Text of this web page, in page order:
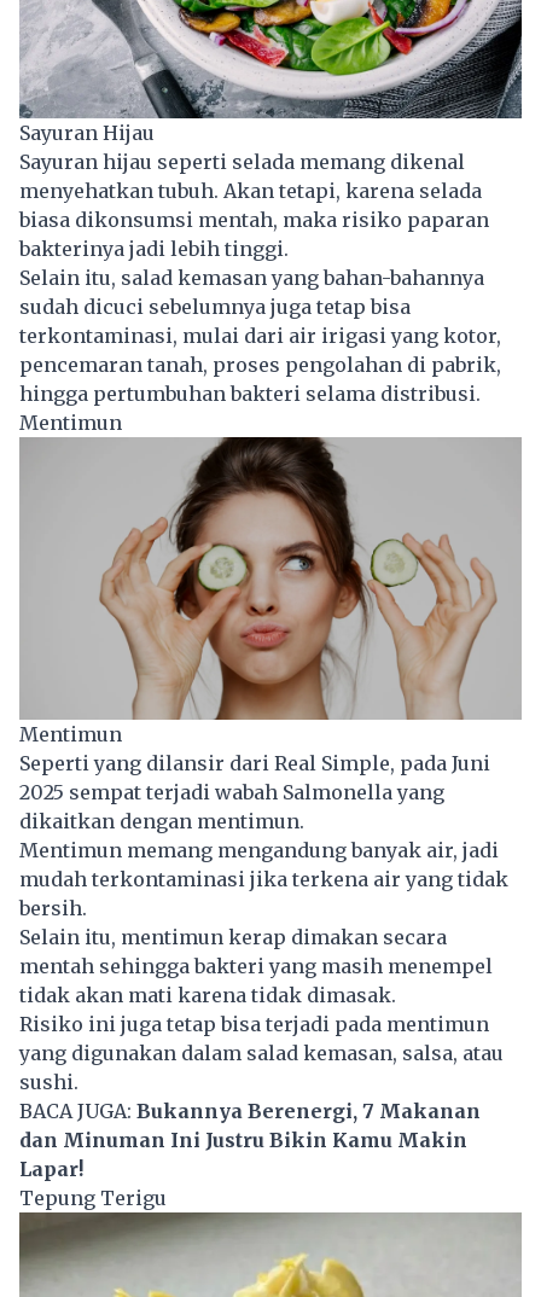
Sayuran Hijau
Sayuran hijau seperti selada memang dikenal
menyehatkan tubuh. Akan tetapi, karena selada
biasa dikonsumsi mentah, maka risiko paparan
bakterinya jadi lebih tinggi.
Selain itu, salad kemasan yang bahan-bahannya
sudah dicuci sebelumnya juga tetap bisa
terkontaminasi, mulai dari air irigasi yang kotor,
pencemaran tanah, proses pengolahan di pabrik,
hingga pertumbuhan bakteri selama distribusi.
Mentimun
Mentimun
Seperti yang dilansir dari Real Simple, pada Juni
2025 sempat terjadi wabah Salmonella yang
dikaitkan dengan mentimun.
Mentimun memang mengandung banyak air, jadi
mudah terkontaminasi jika terkena air yang tidak
bersih.
Selain itu, mentimun kerap dimakan secara
mentah sehingga bakteri yang masih menempel
tidak akan mati karena tidak dimasak.
Risiko ini juga tetap bisa terjadi pada mentimun
yang digunakan dalam salad kemasan, salsa, atau
sushi.
BACA JUGA: Bukannya Berenergi, 7 Makanan
dan Minuman Ini Justru Bikin Kamu Makin
Lapar!
Tepung Terigu